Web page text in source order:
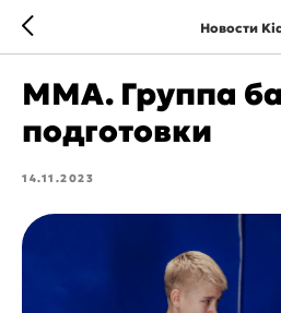
Новости
ММА. Группа
подготовки
14.11.2023